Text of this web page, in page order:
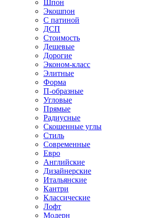
Шпон
Экошпон
С патиной
ДСП
Стоимость
Дешевые
Дорогие
Эконом-класс
Элитные
Форма
П-образные
Угловые
Прямые
Радиусные
Скошенные углы
Стиль
Современные
Евро
Английские
Дизайнерские
Итальянские
Кантри
Классические
Лофт
Модерн